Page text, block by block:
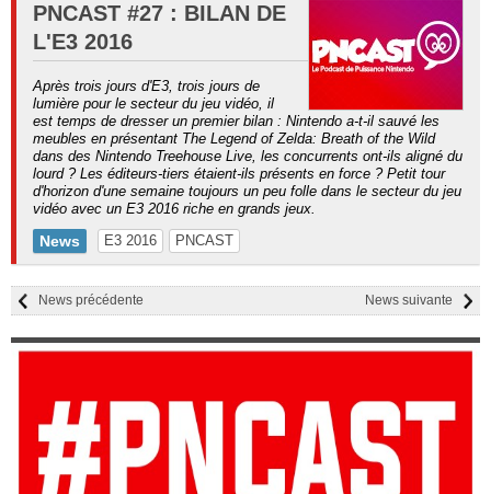
PNCAST #27 : BILAN DE
L'E3 2016
Après trois jours d'E3, trois jours de
lumière pour le secteur du jeu vidéo, il
est temps de dresser un premier bilan : Nintendo a-t-il sauvé les
meubles en présentant The Legend of Zelda: Breath of the Wild
dans des Nintendo Treehouse Live, les concurrents ont-ils aligné du
lourd ? Les éditeurs-tiers étaient-ils présents en force ? Petit tour
d'horizon d'une semaine toujours un peu folle dans le secteur du jeu
vidéo avec un E3 2016 riche en grands jeux.
News E3 2016 PNCAST
News suivante
News précédente